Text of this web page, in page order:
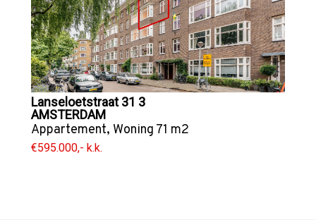
Lanseloetstraat 31 3
AMSTERDAM
Appartement, Woning 71 m2
€595.000,- k.k.